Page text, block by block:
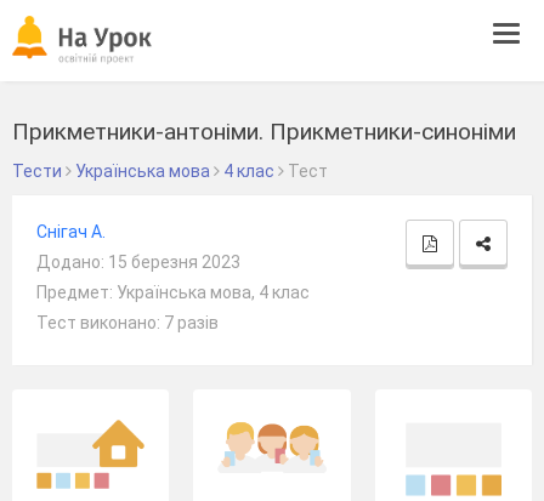
Прикметники-антоніми. Прикметники-синоніми
Тести Українська мова 4 клас Тест
Снігач А.
Додано: 15 березня 2023
Предмет: Українська мова, 4 клас
Тест виконано: 7 разів